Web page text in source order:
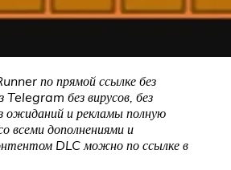
по прямой ссылке без
Telegram без вирусов, без
ожиданий и рекламы полную
всеми дополнениями и
DLC можно по ссылке в